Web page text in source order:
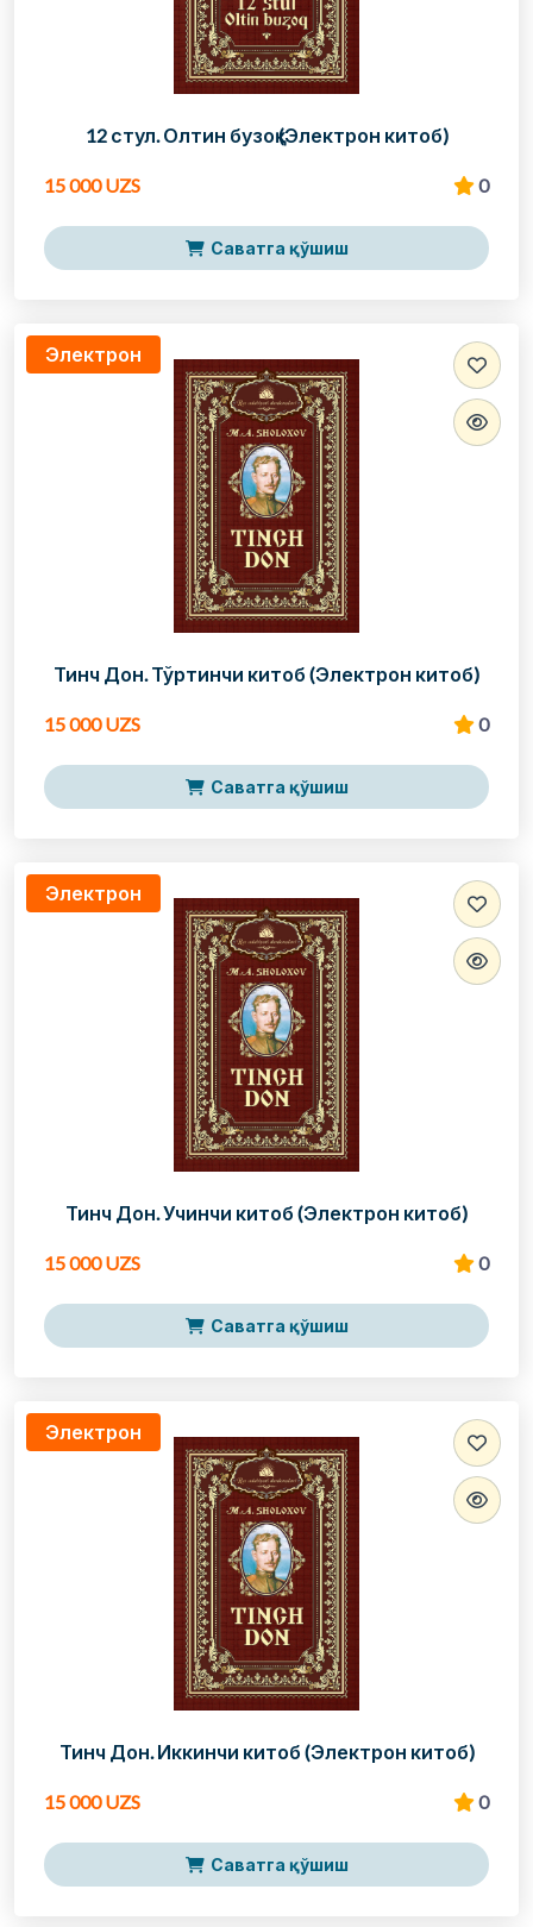
12 стул. Олтин бузоқ (Электрон китоб)
15 000 UZS 0
Саватга қўшиш
Электрон
Тинч Дон. Тўртинчи китоб (Электрон китоб)
15 000 UZS 0
Саватга қўшиш
Электрон
Тинч Дон. Учинчи китоб (Электрон китоб)
15 000 UZS 0
Саватга қўшиш
Электрон
Тинч Дон. Иккинчи китоб (Электрон китоб)
15 000 UZS 0
Саватга қўшиш